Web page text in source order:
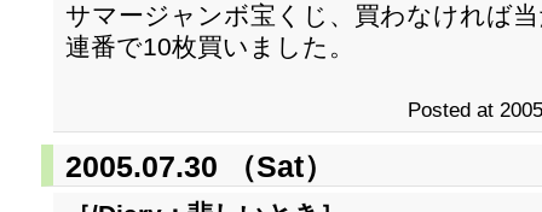
サマージャンボ宝くじ、買わなければ
連番で10枚買いました。
Posted at
2005.07.30 （Sat）